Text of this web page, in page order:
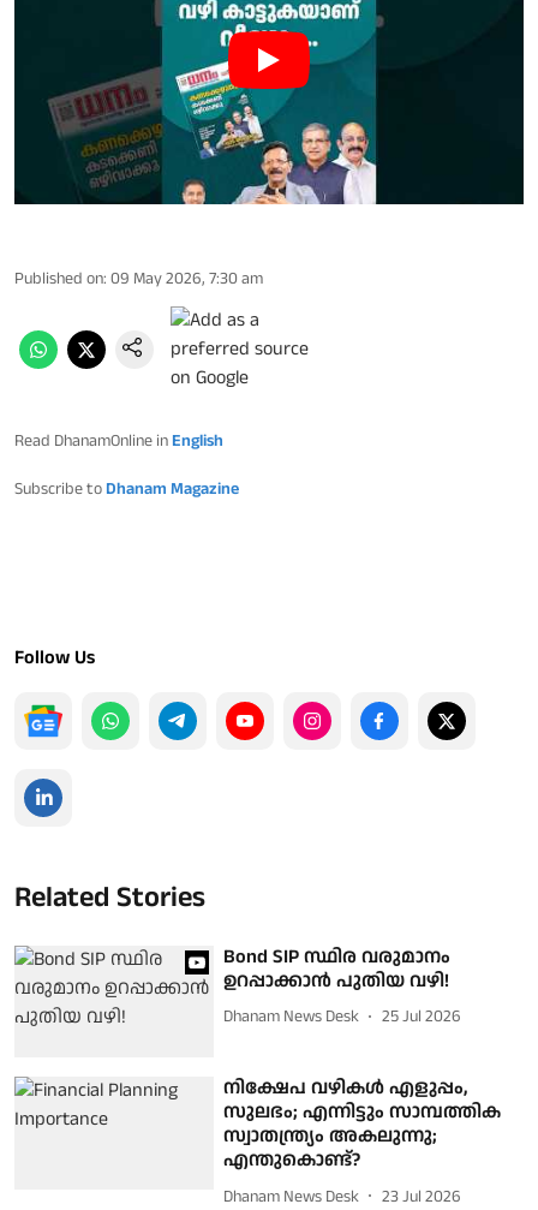
Published on: 09 May 2026, 7:30 am
Read DhanamOnline in English
Subscribe to Dhanam Magazine
Follow Us
Related Stories
Bond SIP സ്ഥിര വരുമാനം
ഉറപ്പാക്കാൻ പുതിയ വഴി!
Dhanam News Desk 25 Jul 2026
നിക്ഷേപ വഴികൾ എളുപ്പം,
സുലഭം; എന്നിട്ടും സാമ്പത്തിക
സ്വാതന്ത്ര്യം അകലുന്നു;
എന്തുകൊണ്ട്?
Dhanam News Desk 23 Jul 2026